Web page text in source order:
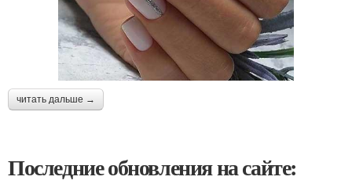
читать дальше →
Последние обновления на сайте: